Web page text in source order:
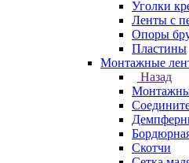
Уголки
Ленты с
Опоры
Пластины
Монтажные
Назад
Скотчи